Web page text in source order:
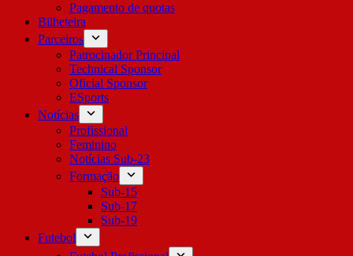
Pagamento de quotas
Bilheteira
Parceiros
Patrocinador Principal
Technical Sponsor
Oficial Sponsor
ESports
Notícias
Profissional
Feminino
Notícias Sub-23
Formação
Sub-15
Sub-17
Sub-19
Futebol